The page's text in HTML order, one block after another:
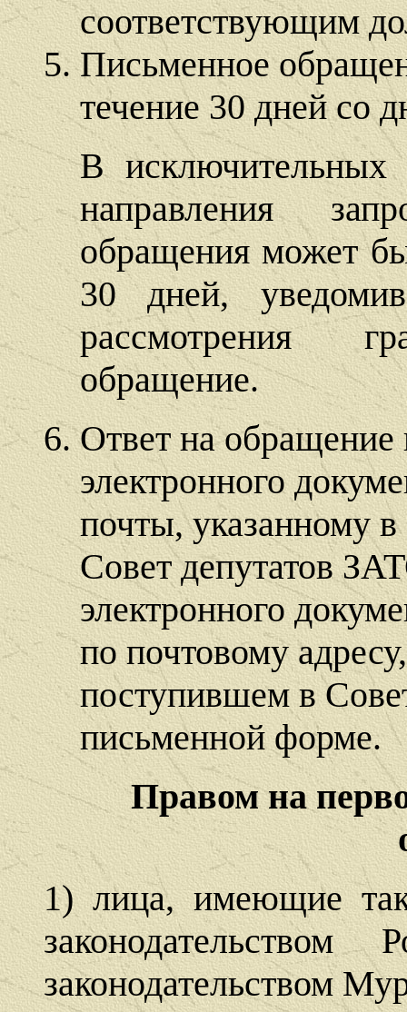
соответствующим
Письменное
течение 30 дней со
В исключительных
направления
обращения может
30 дней,
рассмотрения
обращение.
Ответ на обращение
электронного
почты, указанному
Совет депутатов
электронного
по почтовому
поступившем в
письменной форме.
Правом на
1) лица, имеющие
законодательством